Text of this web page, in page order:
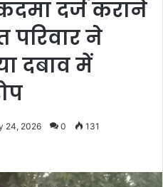
दर्ज कराने
परिवार ने
दबाव में
24, 2026 0 131